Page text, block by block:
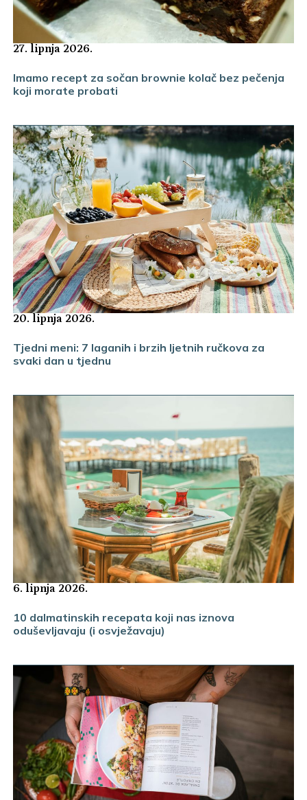
27. lipnja 2026.
Imamo recept za sočan brownie kolač bez pečenja
koji morate probati
20. lipnja 2026.
Tjedni meni: 7 laganih i brzih ljetnih ručkova za
svaki dan u tjednu
6. lipnja 2026.
10 dalmatinskih recepata koji nas iznova
oduševljavaju (i osvježavaju)